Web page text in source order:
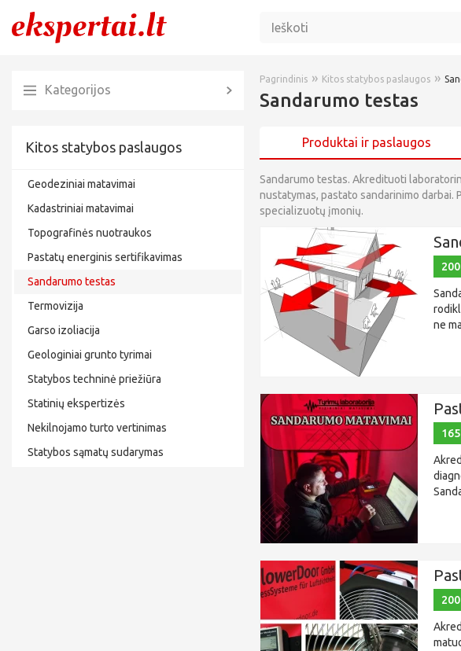
Kategorijos
Kitos statybos paslaugos
Geodeziniai matavimai
Kadastriniai matavimai
Topografinės nuotraukos
Pastatų energinis sertifikavimas
Sandarumo testas
Termovizija
Garso izoliacija
Geologiniai grunto tyrimai
Statybos techninė priežiūra
Statinių ekspertizės
Nekilnojamo turto vertinimas
Statybos sąmatų sudarymas
Pagrindinis » Kitos statybos paslaugos »
Sandarumo testas
Produktai ir paslaugos
Sandarumo testas. Akredituoti
nustatymas, pastato sandarinimo darbai.
specializuotų įmonių.
ne